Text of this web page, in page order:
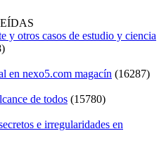
y otros casos de estudio y ciencia
)
en nexo5.com magacín (16287)
de todos (15780)
e irregularidades en